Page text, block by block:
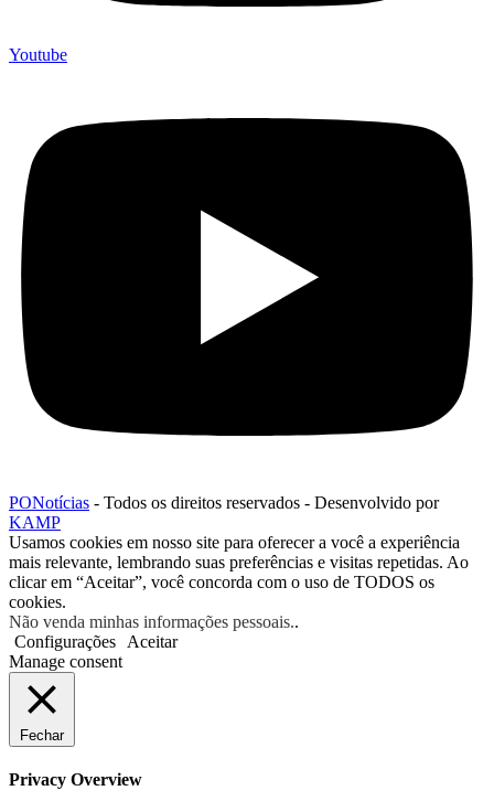
Youtube
PONotícias - Todos os direitos reservados - Desenvolvido por
KAMP
Usamos cookies em nosso site para oferecer a você a experiência
mais relevante, lembrando suas preferências e visitas repetidas. Ao
clicar em “Aceitar”, você concorda com o uso de TODOS os
cookies.
Não venda minhas informações pessoais..
Configurações
Aceitar
Manage consent
Fechar
Privacy Overview